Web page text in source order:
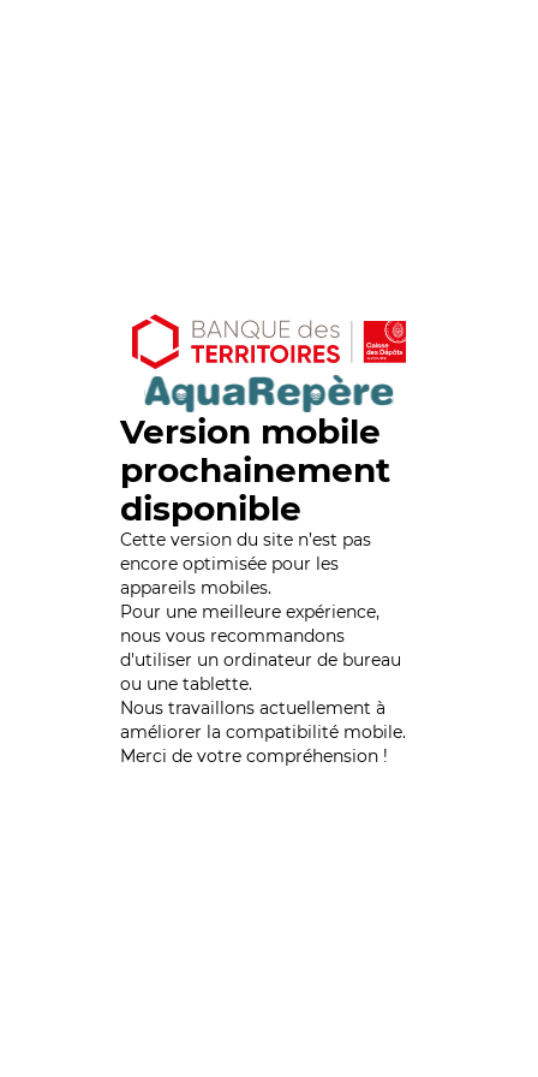
Version mobile
prochainement
disponible
Cette version du site n’est pas
encore optimisée pour les
appareils mobiles.
Pour une meilleure expérience,
nous vous recommandons
d'utiliser un ordinateur de bureau
ou une tablette.
Nous travaillons actuellement à
améliorer la compatibilité mobile.
Merci de votre compréhension !